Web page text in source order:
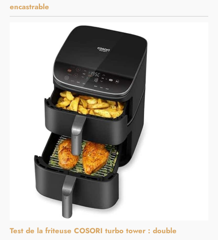
encastrable
Test de la friteuse COSORI turbo tower : double